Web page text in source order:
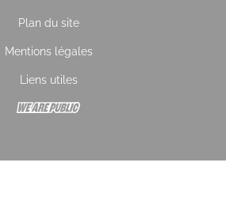
Plan du site
Mentions légales
Liens utiles